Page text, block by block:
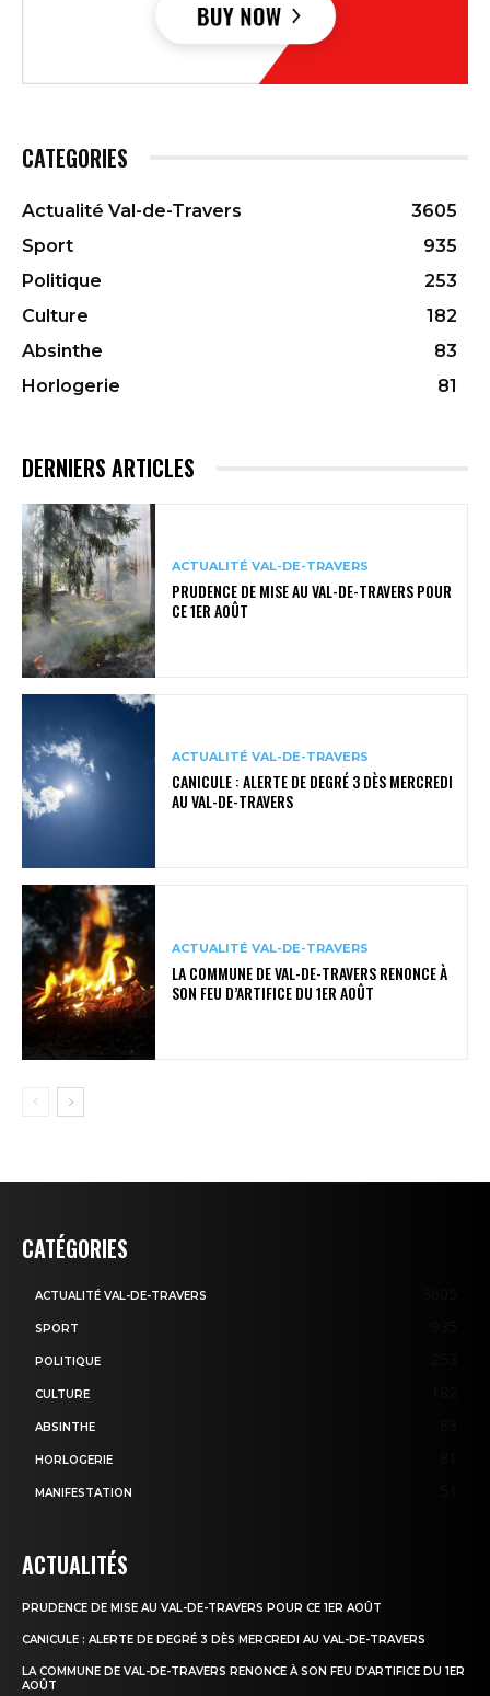
CATEGORIES
Actualité Val-de-Travers
3605
Sport
935
Politique
253
Culture
182
Absinthe
83
Horlogerie
81
DERNIERS ARTICLES
ACTUALITÉ VAL-DE-TRAVERS
PRUDENCE DE MISE AU VAL-DE-TRAVERS POUR
CE 1ER AOÛT
ACTUALITÉ VAL-DE-TRAVERS
CANICULE : ALERTE DE DEGRÉ 3 DÈS MERCREDI
AU VAL-DE-TRAVERS
ACTUALITÉ VAL-DE-TRAVERS
LA COMMUNE DE VAL-DE-TRAVERS RENONCE À
SON FEU D’ARTIFICE DU 1ER AOÛT
CATÉGORIES
ACTUALITÉ VAL-DE-TRAVERS
SPORT
POLITIQUE
CULTURE
ABSINTHE
HORLOGERIE
MANIFESTATION
ACTUALITÉS
PRUDENCE DE MISE AU VAL-DE-TRAVERS POUR CE 1ER AOÛT
CANICULE : ALERTE DE DEGRÉ 3 DÈS MERCREDI AU VAL-DE-TRAVERS
LA COMMUNE DE VAL-DE-TRAVERS RENONCE À SON FEU D’ARTIFICE DU 1ER
AOÛT